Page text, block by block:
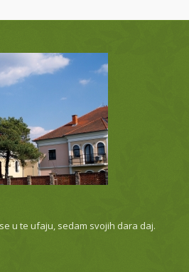
u te ufaju, sedam svojih dara daj.